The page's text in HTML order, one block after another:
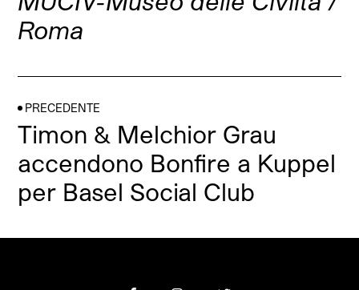
Roma
PRECEDENTE
Timon & Melchior Grau
accendono Bonfire a Kuppel
per Basel Social Club